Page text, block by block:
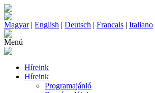
Magyar| English | Deutsch | Francais | Italiano
Menü
Híreink
Híreink
Programajánló